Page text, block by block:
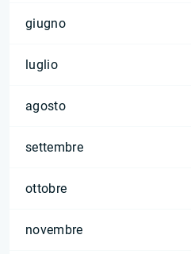
giugno
luglio
agosto
settembre
ottobre
novembre